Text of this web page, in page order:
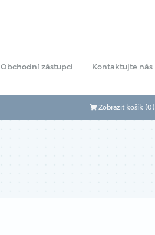
Obchodní zástupci Kontaktujte nás
Zobrazit košík (0)